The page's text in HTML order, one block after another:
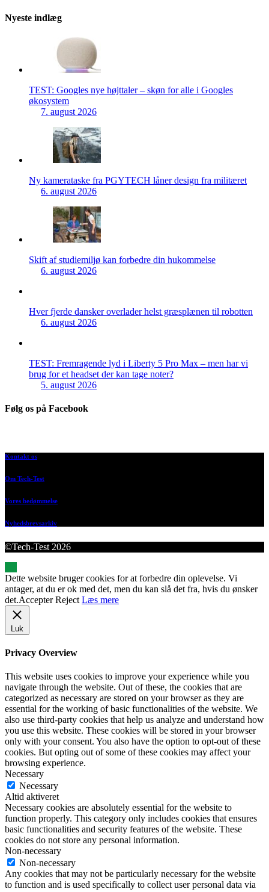
Nyeste indlæg
TEST: Googles nye højttaler – skøn for alle i Googles
økosystem
7. august 2026
Ny kamerataske fra PGYTECH låner design fra militæret
6. august 2026
Skift af studiemiljø kan forbedre din hukommelse
6. august 2026
Hver fjerde dansker overlader helst græsplænen til robotten
6. august 2026
TEST: Fremragende lyd i Liberty 5 Pro Max – men har vi
brug for et headset der kan tage noter?
5. august 2026
Følg os på Facebook
Kontakt os
Om Tech-Test
Vores bedømmelse
Nyhedsbrevsarkiv
©Tech-Test 2026
Dette website bruger cookies for at forbedre din oplevelse. Vi
antager, at du er ok med det, men du kan slå det fra, hvis du ønsker
det.Accepter Reject Læs mere
Luk
Privacy Overview
This website uses cookies to improve your experience while you
navigate through the website. Out of these, the cookies that are
categorized as necessary are stored on your browser as they are
essential for the working of basic functionalities of the website. We
also use third-party cookies that help us analyze and understand how
you use this website. These cookies will be stored in your browser
only with your consent. You also have the option to opt-out of these
cookies. But opting out of some of these cookies may affect your
browsing experience.
Necessary
Necessary
Altid aktiveret
Necessary cookies are absolutely essential for the website to
function properly. This category only includes cookies that ensures
basic functionalities and security features of the website. These
cookies do not store any personal information.
Non-necessary
Non-necessary
Any cookies that may not be particularly necessary for the website
to function and is used specifically to collect user personal data via